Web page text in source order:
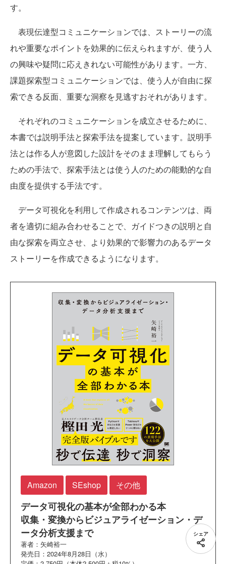
す。
表現伝達型コミュニケーションでは、ストーリーの流
れや重要なポイントを効果的に伝えられますが、使う人
の興味や疑問に応えきれない可能性があります。一方、
課題探索型コミュニケーションでは、使う人が自由に探
索できる反面、重要な洞察を見逃すおそれがあります。
それぞれのコミュニケーションを成立させるために、
本書では説明手法と探索手法を提案しています。説明手
法とは作る人が意図した設計をそのまま理解してもらう
ための手法で、探索手法とは使う人のための能動的な自
由度を提供する手法です。
データ可視化を利用して作成されるコンテンツは、両
者を適切に組み合わせることで、ガイドつきの説明と自
由な探索を両立させ、より効果的で影響力のあるデータ
ストーリーを作成できるようになります。
Amazon SEshop その他
データ可視化の基本が全部わかる本
収集・変換からビジュアライゼーション・デ
ータ分析支援まで
著者：矢崎裕一
発売日：2024年8月28日（水）
シェア